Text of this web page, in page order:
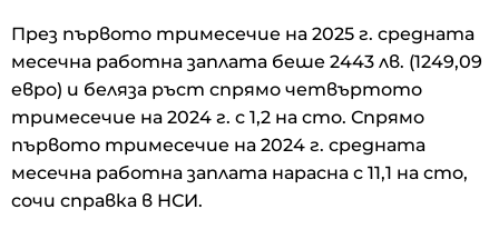
През първото тримесечие на 2025 г. средната
месечна работна заплата беше 2443 лв. (1249,09
евро) и беляза ръст спрямо четвъртото
тримесечие на 2024 г. с 1,2 на сто. Спрямо
първото тримесечие на 2024 г. средната
месечна работна заплата нарасна с 11,1 на сто,
сочи справка в НСИ.